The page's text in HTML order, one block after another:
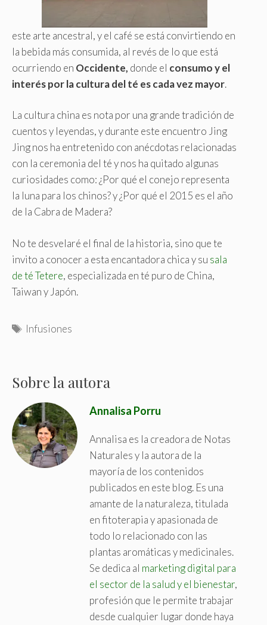
este arte ancestral, y el café se está convirtiendo en
la bebida más consumida, al revés de lo que está
ocurriendo en Occidente, donde el consumo y el
interés por la cultura del té es cada vez mayor.
La cultura china es nota por una grande tradición de
cuentos y leyendas, y durante este encuentro Jing
Jing nos ha entretenido con anécdotas relacionadas
con la ceremonia del té y nos ha quitado algunas
curiosidades como: ¿Por qué el conejo representa
la luna para los chinos? y ¿Por qué el 2015 es el año
de la Cabra de Madera?
No te desvelaré el final de la historia, sino que te
invito a conocer a esta encantadora chica y su sala
de té Tetere, especializada en té puro de China,
Taiwan y Japón.
T
Infusiones
Sobre la autora
Annalisa Porru
Annalisa es la creadora de Notas
Naturales y la autora de la
mayoría de los contenidos
publicados en este blog. Es una
amante de la naturaleza, titulada
en fitoterapia y apasionada de
todo lo relacionado con las
plantas aromáticas y medicinales.
Se dedica al marketing digital para
el sector de la salud y el bienestar,
profesión que le permite trabajar
desde cualquier lugar donde haya